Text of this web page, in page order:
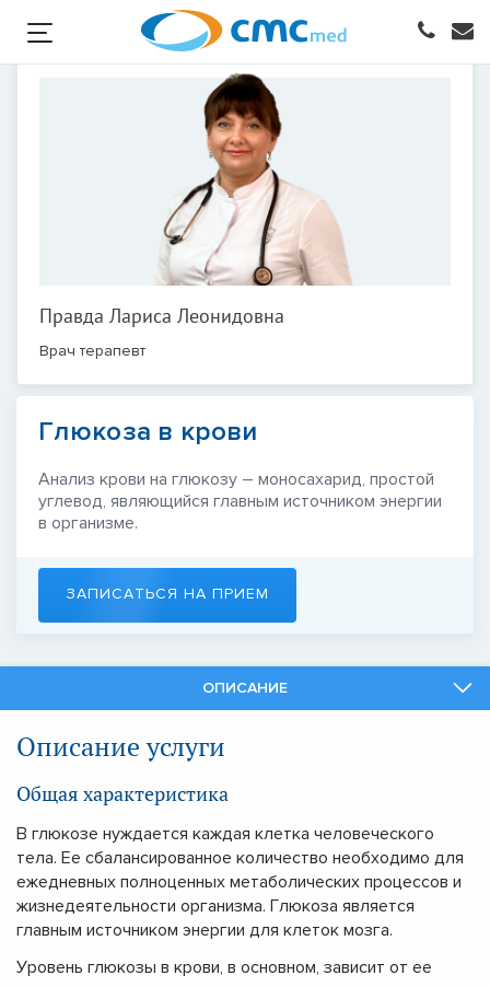
Правда Лариса Леонидовна
Врач терапевт
Глюкоза в крови
Анализ крови на глюкозу – моносахарид, простой
углевод, являющийся главным источником энергии
в организме.
ЗАПИСАТЬСЯ НА ПРИЕМ
ОПИСАНИЕ
Описание услуги
Общая характеристика
В глюкозе нуждается каждая клетка человеческого
тела. Ее сбалансированное количество необходимо для
ежедневных полноценных метаболических процессов и
жизнедеятельности организма. Глюкоза является
главным источником энергии для клеток мозга.
Уровень глюкозы в крови, в основном, зависит от ее